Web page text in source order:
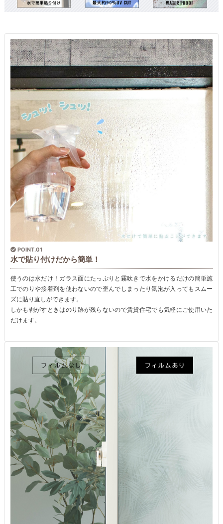
POINT.01
水で貼り付けだから簡単！
使うのは水だけ！ガラス面にたっぷりと霧吹きで水をかけるだけの簡単施
工でのりや接着剤を使わないので歪んでしまったり気泡が入ってもスムー
ズに貼り直しができます。
しかも剥がすときはのり跡が残らないので賃貸住宅でも気軽にご使用いた
だけます。